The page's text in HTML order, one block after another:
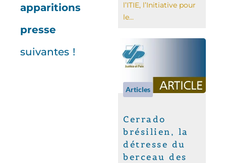
apparitions
presse
suivantes !
l’ITIE, l’Initiative pour
le...
Articles
Cerrado
brésilien, la
détresse du
berceau des